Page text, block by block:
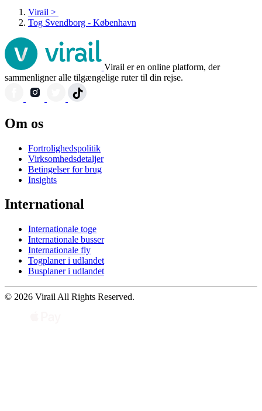
Virail >
Tog Svendborg - København
Virail er en online platform, der
sammenligner alle tilgængelige ruter til din rejse.
Om os
Fortrolighedspolitik
Virksomhedsdetaljer
Betingelser for brug
Insights
International
Internationale toge
Internationale busser
Internationale fly
Togplaner i udlandet
Busplaner i udlandet
© 2026 Virail All Rights Reserved.